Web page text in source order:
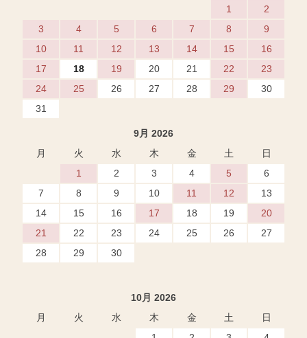
1
2
3
4 5 6 7 8
9
10
11 12 13 14 15
16
17
18 19 20 21 22
23
24
25 26 27 28 29
30
31
9月 2026
月
火 水 木 金 土
日
1
2 3 4 5
6
7
8 9 10 11 12
13
14
15 16 17 18 19
20
21
22 23 24 25 26
27
28
29 30
10月 2026
月
火 水 木 金 土
日